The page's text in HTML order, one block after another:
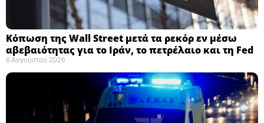
Κόπωση της Wall Street μετά τα ρεκόρ εν μέσω
αβεβαιότητας για το Ιράν, το πετρέλαιο και τη Fed
6 Αυγούστου 2026